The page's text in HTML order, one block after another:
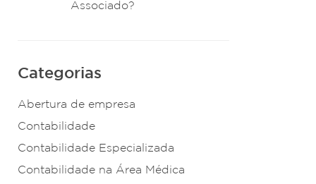
Associado?
Categorias
Abertura de empresa
Contabilidade
Contabilidade Especializada
Contabilidade na Área Médica